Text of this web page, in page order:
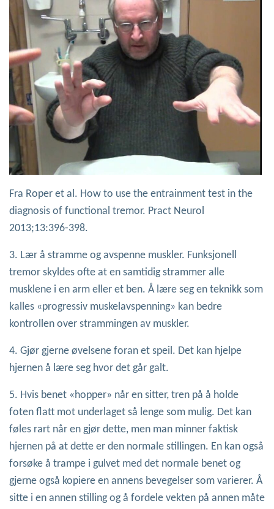
Fra Roper et al. How to use the entrainment test in the
diagnosis of functional tremor. Pract Neurol
2013;13:396-398.
3. Lær å stramme og avspenne muskler. Funksjonell
tremor skyldes ofte at en samtidig strammer alle
musklene i en arm eller et ben. Å lære seg en teknikk som
kalles «progressiv muskelavspenning» kan bedre
kontrollen over strammingen av muskler.
4. Gjør gjerne øvelsene foran et speil. Det kan hjelpe
hjernen å lære seg hvor det går galt.
5. Hvis benet «hopper» når en sitter, tren på å holde
foten flatt mot underlaget så lenge som mulig. Det kan
føles rart når en gjør dette, men man minner faktisk
hjernen på at dette er den normale stillingen. En kan også
forsøke å trampe i gulvet med det normale benet og
gjerne også kopiere en annens bevegelser som varierer. Å
sitte i en annen stilling og å fordele vekten på annen måte